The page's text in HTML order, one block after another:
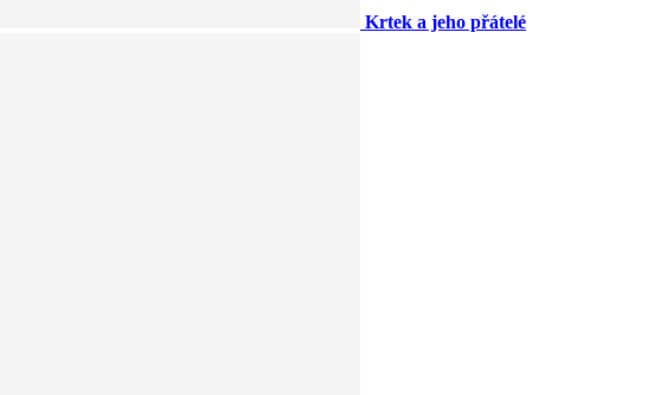
Krtek a jeho přátelé